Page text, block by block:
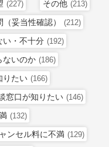
(227) その他 (213)
妥当性確認） (212)
い・不十分 (192)
ないのか (186)
りたい (166)
窓口が知りたい (146)
(132)
ンセル料に不満 (129)